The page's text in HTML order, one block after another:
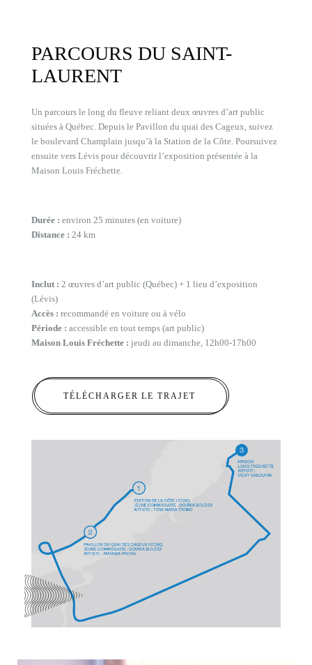
PARCOURS DU SAINT-
LAURENT
Un parcours le long du fleuve reliant deux œuvres d’art public
situées à Québec. Depuis le Pavillon du quai des Cageux, suivez
le boulevard Champlain jusqu’à la Station de la Côte. Poursuivez
ensuite vers Lévis pour découvrir l’exposition présentée à la
Maison Louis Fréchette.
Durée : environ 25 minutes (en voiture)
Distance : 24 km
Inclut : 2 œuvres d’art public (Québec) + 1 lieu d’exposition
(Lévis)
Accès : recommandé en voiture ou à vélo
Période : accessible en tout temps (art public)
Maison Louis Fréchette : jeudi au dimanche, 12h00-17h00
TÉLÉCHARGER LE TRAJET